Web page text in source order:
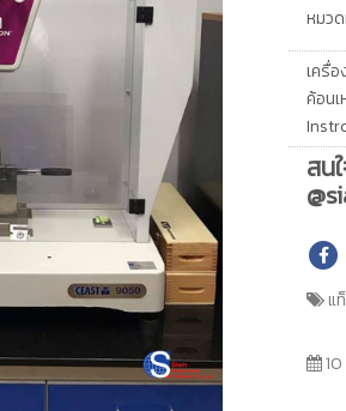
หมว
เครื่
ค้อน
สน
แ